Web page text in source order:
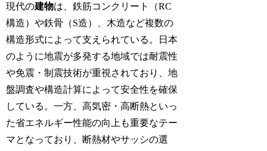
現代の建物は、鉄筋コンクリート（RC
構造）や鉄骨（S造）、木造など複数の
構造形式によって支えられている。日本
のように地震が多発する地域では耐震性
や免震・制震技術が重視されており、地
盤調査や構造計算によって安全性を確保
している。一方、高気密・高断熱といっ
た省エネルギー性能の向上も重要なテー
マとなっており、断熱材やサッシの選